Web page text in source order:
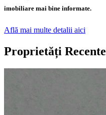
imobiliare mai bine informate.
Află mai multe detalii aici
Proprietăți Recente